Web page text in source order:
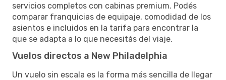
servicios completos con cabinas premium. Podés
comparar franquicias de equipaje, comodidad de los
asientos e incluidos en la tarifa para encontrar la
que se adapta a lo que necesitás del viaje.
Vuelos directos a New Philadelphia
Un vuelo sin escala es la forma más sencilla de llegar